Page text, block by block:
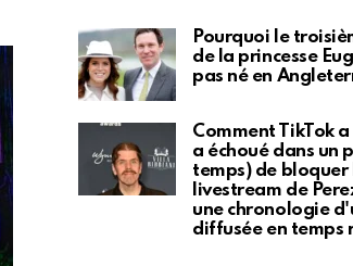
Pourquoi le
de la princesse
pas né en
Comment TikTok
a échoué dans un
temps) de bloquer
livestream de
une chronologie
diffusée en temps